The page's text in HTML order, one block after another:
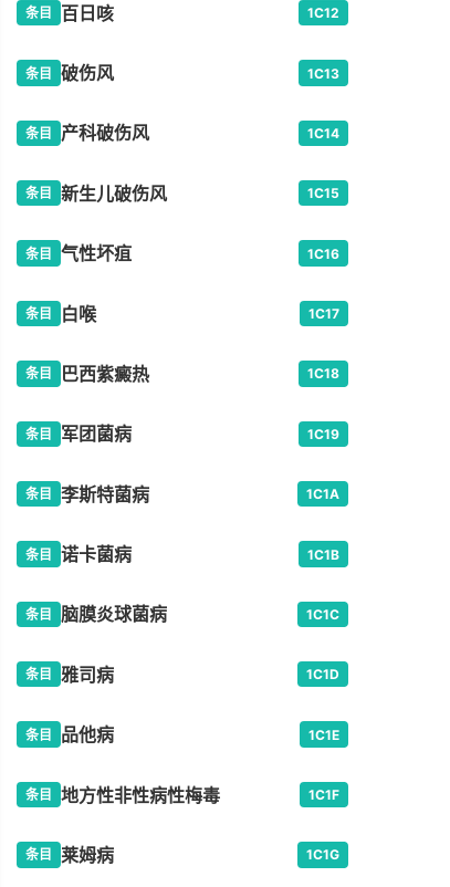
条目 百日咳 1C12
条目 破伤风 1C13
条目 产科破伤风 1C14
条目 新生儿破伤风 1C15
条目 气性坏疽 1C16
条目 白喉 1C17
条目 巴西紫癜热 1C18
条目 军团菌病 1C19
条目 李斯特菌病 1C1A
条目 诺卡菌病 1C1B
条目 脑膜炎球菌病 1C1C
条目 雅司病 1C1D
条目 品他病 1C1E
条目 地方性非性病性梅毒 1C1F
条目 莱姆病 1C1G